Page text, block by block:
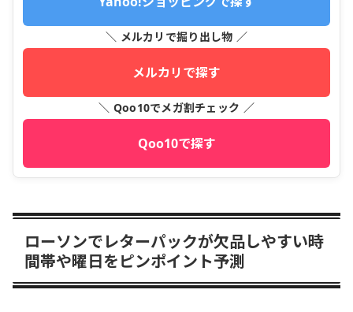
＼ メルカリで掘り出し物 ／
メルカリで探す
＼ Qoo10でメガ割チェック ／
Qoo10で探す
ローソンでレターパックが欠品しやすい時
間帯や曜日をピンポイント予測